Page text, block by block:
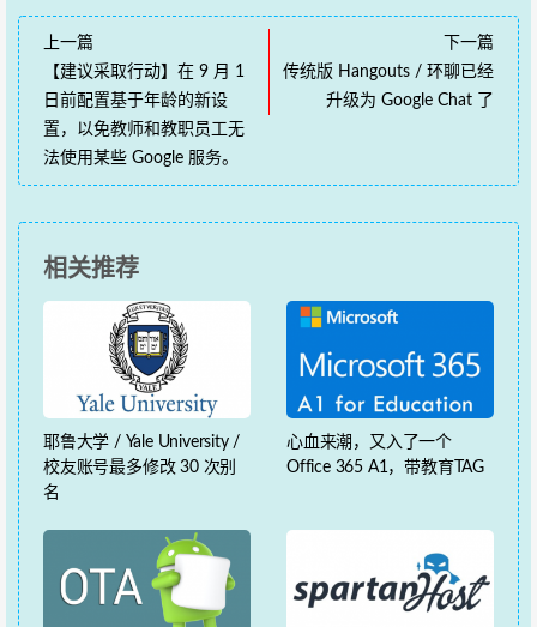
上一篇
【建议采取行动】在 9 月 1
日前配置基于年龄的新设
置，以免教师和教职员工无
法使用某些 Google 服务。
下一篇
传统版 Hangouts / 环聊已经
升级为 Google Chat 了
相关推荐
耶鲁大学 / Yale University /
校友账号最多修改 30 次别
名
心血来潮，又入了一个
Office 365 A1，带教育TAG